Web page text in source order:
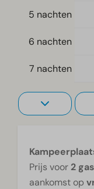
5 nachten
6 nachten
7 nachten
Prijs voor 2
aankomst op